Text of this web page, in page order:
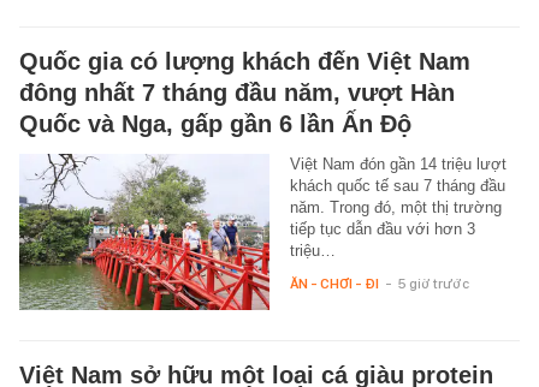
Quốc gia có lượng khách đến Việt Nam
đông nhất 7 tháng đầu năm, vượt Hàn
Quốc và Nga, gấp gần 6 lần Ấn Độ
Việt Nam đón gần 14 triệu lượt
khách quốc tế sau 7 tháng đầu
năm. Trong đó, một thị trường
tiếp tục dẫn đầu với hơn 3
triệu…
ĂN - CHƠI - ĐI - 5 giờ trước
Việt Nam sở hữu một loại cá giàu protein